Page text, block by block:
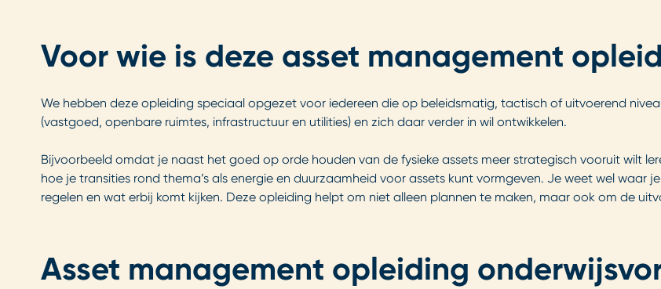
Voor wie is deze asset management
We hebben deze opleiding speciaal opgezet voor iedereen die op beleidsmatig, tactisch of uitvoerend
(vastgoed, openbare ruimtes, infrastructuur en utilities) en zich daar verder in wil ontwikkelen.
Bijvoorbeeld omdat je naast het goed op orde houden van de fysieke assets meer strategisch vooruit wilt
hoe je transities rond thema’s als energie en duurzaamheid voor assets kunt vormgeven. Je weet wel waar
regelen en wat erbij komt kijken. Deze opleiding helpt om niet alleen plannen te maken, maar ook om de
Asset management opleiding